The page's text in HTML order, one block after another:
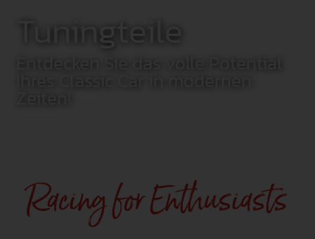
Tuningteile
Racing for Enthusiasts